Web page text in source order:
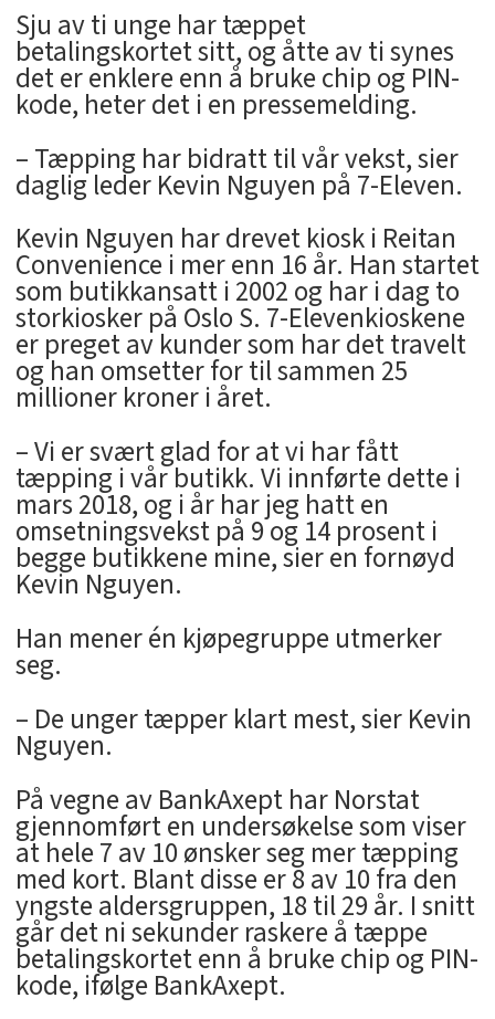
Sju av ti unge har tæppet
betalingskortet sitt, og åtte av ti synes
det er enklere enn å bruke chip og PIN-
kode, heter det i en pressemelding.
– Tæpping har bidratt til vår vekst, sier
daglig leder Kevin Nguyen på 7-Eleven.
Kevin Nguyen har drevet kiosk i Reitan
Convenience i mer enn 16 år. Han startet
som butikkansatt i 2002 og har i dag to
storkiosker på Oslo S. 7-Elevenkioskene
er preget av kunder som har det travelt
og han omsetter for til sammen 25
millioner kroner i året.
– Vi er svært glad for at vi har fått
tæpping i vår butikk. Vi innførte dette i
mars 2018, og i år har jeg hatt en
omsetningsvekst på 9 og 14 prosent i
begge butikkene mine, sier en fornøyd
Kevin Nguyen.
Han mener én kjøpegruppe utmerker
seg.
– De unger tæpper klart mest, sier Kevin
Nguyen.
På vegne av BankAxept har Norstat
gjennomført en undersøkelse som viser
at hele 7 av 10 ønsker seg mer tæpping
med kort. Blant disse er 8 av 10 fra den
yngste aldersgruppen, 18 til 29 år. I snitt
går det ni sekunder raskere å tæppe
betalingskortet enn å bruke chip og PIN-
kode, ifølge BankAxept.